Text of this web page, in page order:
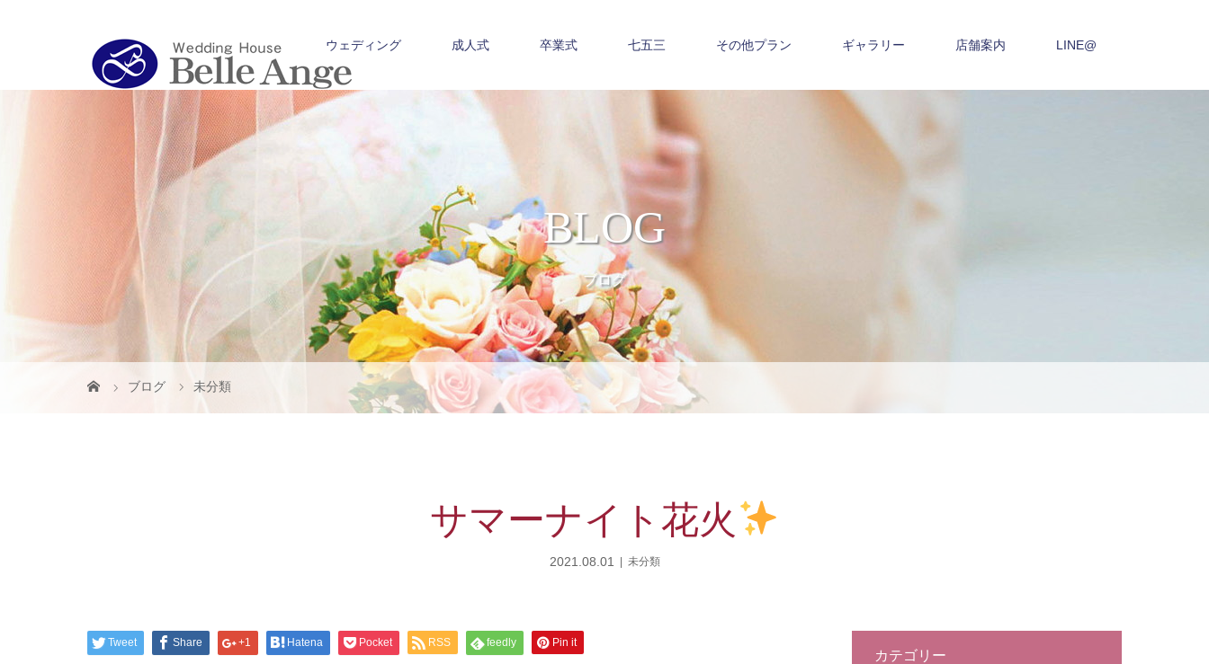
ウェディング 成人式 卒業式 七五三 その他プラン ギャラリー 店舗案内 LINE@
BLOG
ブログ
ブログ 未分類
サマーナイト花火
2021.08.01 未分類
Tweet Share +1 Hatena Pocket RSS feedly Pin it
カテゴリー